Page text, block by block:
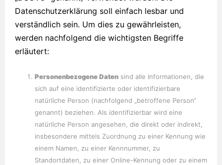
Datenschutzerklärung soll einfach lesbar und
verständlich sein. Um dies zu gewährleisten,
werden nachfolgend die wichtigsten Begriffe
erläutert:
Personenbezogene Daten sind alle Informationen, die
sich auf eine identifizierte oder identifizierbare
natürliche Person (nachfolgend „betroffene Person“
genannt) beziehen. Als identifizierbar wird eine
natürliche Person angesehen, die direkt oder indirekt,
insbesondere mittels Zuordnung zu einer Kennung wie
einem Namen, zu einer Kennnummer, zu
Standortdaten, zu einer Online-Kennung oder zu einem